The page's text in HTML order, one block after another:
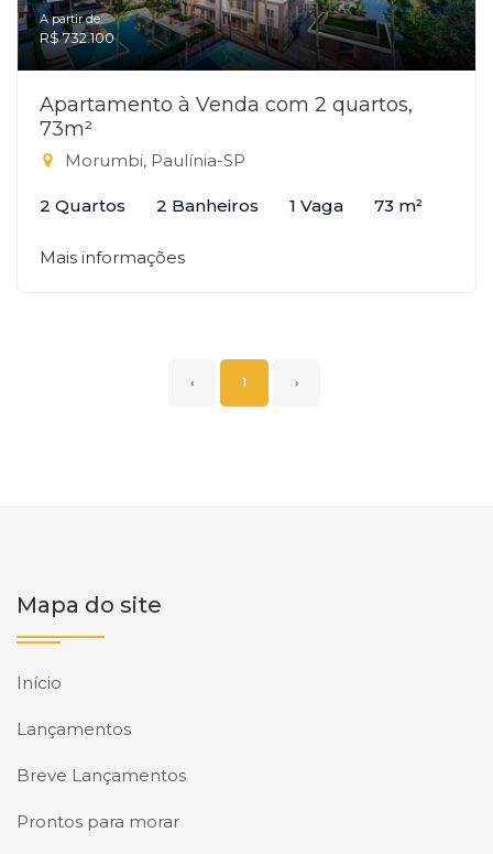
A partir de:
R$ 732.100
Apartamento à Venda com 2 quartos,
73m²
Morumbi, Paulínia-SP
2 Quartos 2 Banheiros 1 Vaga 73 m²
Mais informações
‹ 1 ›
Mapa do site
Início
Lançamentos
Breve Lançamentos
Prontos para morar